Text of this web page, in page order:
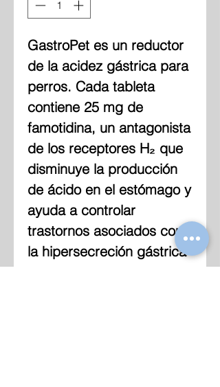
GastroPet es un reductor
de la acidez gástrica para
perros. Cada tableta
contiene 25 mg de
famotidina, un antagonista
de los receptores H₂ que
disminuye la producción
de ácido en el estómago y
ayuda a controlar
trastornos asociados con
la hipersecreción gástrica